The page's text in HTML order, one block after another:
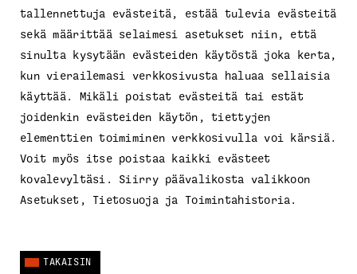
tallennettuja evästeitä, estää tulevia evästeitä
sekä määrittää selaimesi asetukset niin, että
sinulta kysytään evästeiden käytöstä joka kerta,
kun vierailemasi verkkosivusta haluaa sellaisia
käyttää. Mikäli poistat evästeitä tai estät
joidenkin evästeiden käytön, tiettyjen
elementtien toimiminen verkkosivulla voi kärsiä.
Voit myös itse poistaa kaikki evästeet
kovalevyltäsi. Siirry päävalikosta valikkoon
Asetukset, Tietosuoja ja Toimintahistoria.
TAKAISIN